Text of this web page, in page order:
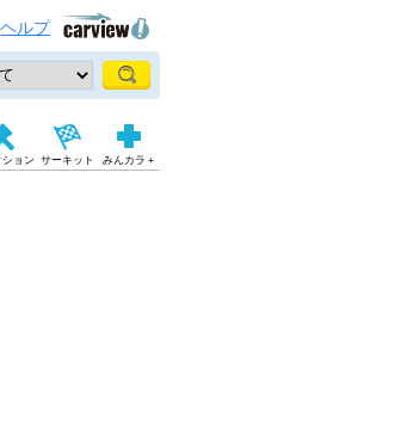
ヘルプ
ョン サーキット みんカラ＋